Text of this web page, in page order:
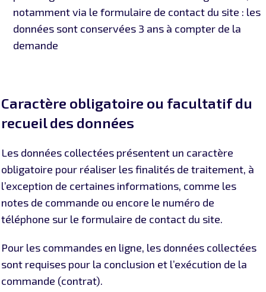
notamment via le formulaire de contact du site : les
données sont conservées 3 ans à compter de la
demande
Caractère obligatoire ou facultatif du
recueil des données
Les données collectées présentent un caractère
obligatoire pour réaliser les finalités de traitement, à
l’exception de certaines informations, comme les
notes de commande ou encore le numéro de
téléphone sur le formulaire de contact du site.
Pour les commandes en ligne, les données collectées
sont requises pour la conclusion et l’exécution de la
commande (contrat).